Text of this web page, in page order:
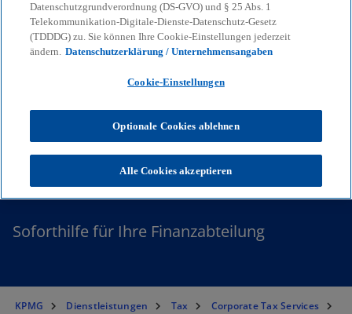
Mayday Accounting
Soforthilfe für Ihre Finanzabteilung
KPMG Dienstleistungen Tax
Corporate Tax Services
Datenschutzgrundverordnung (DS-GVO) und § 25 Abs. 1
Telekommunikation-Digitale-Dienste-Datenschutz-Gesetz
(TDDDG) zu. Sie können Ihre Cookie-Einstellungen jederzeit
ändern. Datenschutzerklärung / Unternehmensangaben
Cookie-Einstellungen
Optionale Cookies ablehnen
Alle Cookies akzeptieren